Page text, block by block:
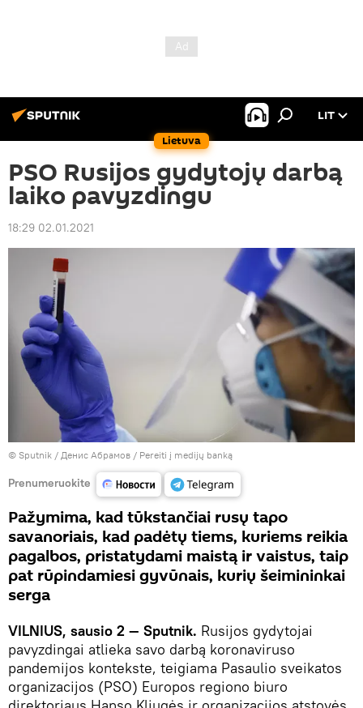
Lietuva
LIT
PSO Rusijos gydytojų darbą
laiko pavyzdingu
18:29 02.01.2021
© Sputnik / Денис Абрамов / Pereiti į medijų banką
Prenumeruokite
Pažymima, kad tūkstančiai rusų tapo
savanoriais, kad padėtų tiems, kuriems reikia
pagalbos, pristatydami maistą ir vaistus, taip
pat rūpindamiesi gyvūnais, kurių šeimininkai
serga
VILNIUS, sausio 2 — Sputnik. Rusijos gydytojai
pavyzdingai atlieka savo darbą koronaviruso
pandemijos kontekste, teigiama Pasaulio sveikatos
organizacijos (PSO) Europos regiono biuro